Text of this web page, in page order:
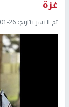
غزة
تم النشر بتاريخ: 16:37